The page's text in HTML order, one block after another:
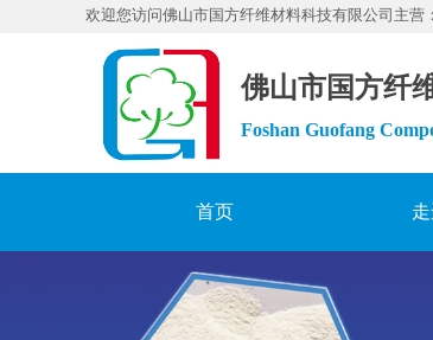
欢迎您访问佛山市国方纤维材料科技有限公司主营
佛山市国方纤
Foshan Guofang
首页